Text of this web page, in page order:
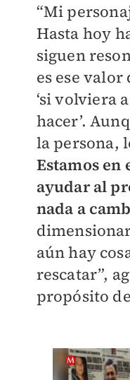
“Mi
Hasta hoy
siguen
es ese
‘si volviera
hacer’.
la persona,
Estamos en
ayudar al
nada a
aún hay
rescatar”,
propósito